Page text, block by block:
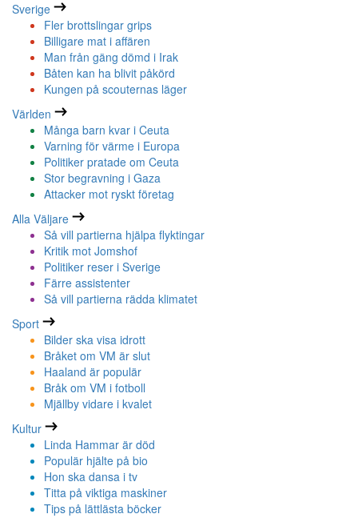
Sverige
Fler brottslingar grips
Billigare mat i affären
Man från gäng dömd i Irak
Båten kan ha blivit påkörd
Kungen på scouternas läger
Världen
Många barn kvar i Ceuta
Varning för värme i Europa
Politiker pratade om Ceuta
Stor begravning i Gaza
Attacker mot ryskt företag
Alla Väljare
Så vill partierna hjälpa flyktingar
Kritik mot Jomshof
Politiker reser i Sverige
Färre assistenter
Så vill partierna rädda klimatet
Sport
Bilder ska visa idrott
Bråket om VM är slut
Haaland är populär
Bråk om VM i fotboll
Mjällby vidare i kvalet
Kultur
Linda Hammar är död
Populär hjälte på bio
Hon ska dansa i tv
Titta på viktiga maskiner
Tips på lättlästa böcker